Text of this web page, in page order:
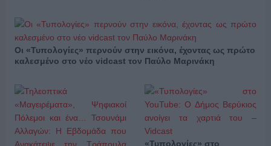
Οι «Τυπολογίες» περνούν στην εικόνα, έχοντας ως πρώτο
καλεσμένο στο νέο vidcast τον Παύλο Μαρινάκη
«Τυπολογίες» στο